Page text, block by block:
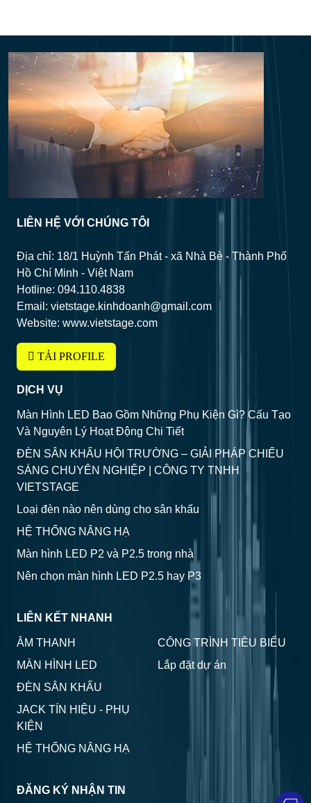
LIÊN HỆ VỚI CHÚNG TÔI
Địa chỉ: 18/1 Huỳnh Tấn Phát - xã Nhà Bè - Thành Phố
Hồ Chí Minh - Việt Nam
Hotline: 094.110.4838
Email: vietstage.kinhdoanh@gmail.com
Website: www.vietstage.com
TẢI PROFILE
DỊCH VỤ
Màn Hình LED Bao Gồm Những Phụ Kiện Gì? Cấu Tạo
Và Nguyên Lý Hoạt Động Chi Tiết
ĐÈN SÂN KHẤU HỘI TRƯỜNG – GIẢI PHÁP CHIẾU
SÁNG CHUYÊN NGHIỆP | CÔNG TY TNHH
VIETSTAGE
Loại đèn nào nên dùng cho sân khấu
HỆ THỐNG NÂNG HẠ
Màn hình LED P2 và P2.5 trong nhà
Nên chọn màn hình LED P2.5 hay P3
LIÊN KẾT NHANH
ÂM THANH
MÀN HÌNH LED
ĐÈN SÂN KHẤU
JACK TÍN HIỆU - PHỤ
KIỆN
HỆ THỐNG NÂNG HẠ
CÔNG TRÌNH TIÊU BIỂU
Lắp đặt dự án
ĐĂNG KÝ NHẬN TIN